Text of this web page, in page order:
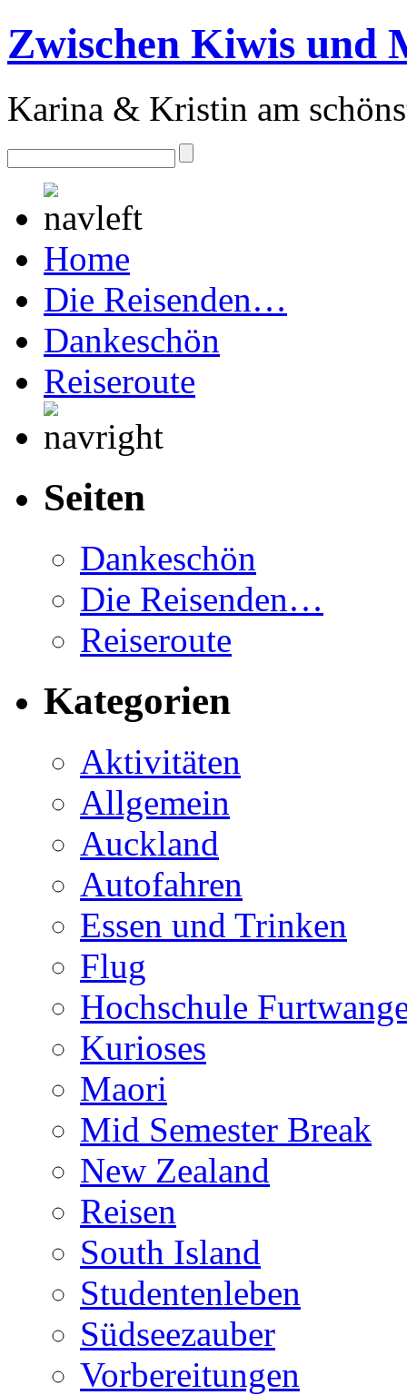
Zwischen Kiwis und
Karina & Kristin am
Home
Die Reisenden…
Dankeschön
Reiseroute
Seiten
Dankeschön
Die Reisenden…
Reiseroute
Kategorien
Aktivitäten
Allgemein
Auckland
Autofahren
Essen und Trinken
Flug
Hochschule
Kurioses
Maori
Mid Semester Break
New Zealand
Reisen
South Island
Studentenleben
Südseezauber
Vorbereitungen